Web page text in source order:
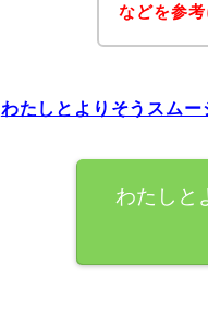
などを参
わたしとよりそうスム
わたしと